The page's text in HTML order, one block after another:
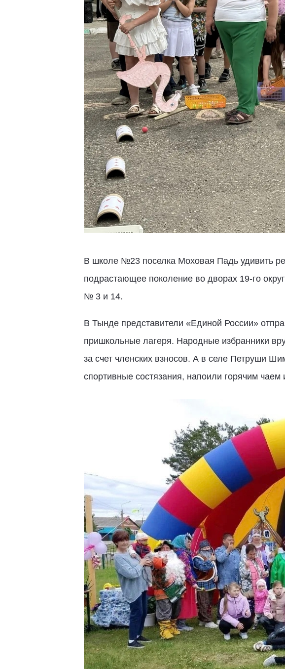
В школе №23 поселка Моховая Падь удивить
подрастающее поколение во дворах 19-го
№ 3 и 14.
В Тынде представители «Единой России»
пришкольные лагеря. Народные избранники
за счет членских взносов. А в селе Петруши
спортивные состязания, напоили горячим чаем